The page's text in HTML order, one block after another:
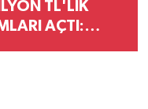
TL'LİK
AÇTI: